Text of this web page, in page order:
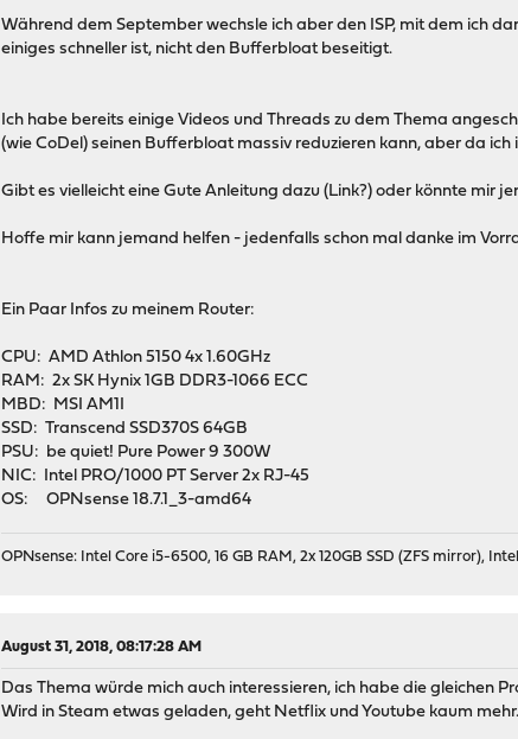
Während dem September wechsle ich aber den ISP, mit dem ich
einiges schneller ist, nicht den Bufferbloat beseitigt.
Ich habe bereits einige Videos und Threads zu dem Thema
(wie CoDel) seinen Bufferbloat massiv reduzieren kann, aber da
Gibt es vielleicht eine Gute Anleitung dazu (Link?) oder könnte mir
Hoffe mir kann jemand helfen - jedenfalls schon mal danke im
Ein Paar Infos zu meinem Router:
CPU: AMD Athlon 5150 4x 1.60GHz
RAM: 2x SK Hynix 1GB DDR3-1066 ECC
MBD: MSI AM1I
SSD: Transcend SSD370S 64GB
PSU: be quiet! Pure Power 9 300W
NIC: Intel PRO/1000 PT Server 2x RJ-45
OS: OPNsense 18.7.1_3-amd64
OPNsense: Intel Core i5-6500, 16 GB RAM, 2x 120GB SSD (ZFS mirror),
August 31, 2018, 08:17:28 AM
Das Thema würde mich auch interessieren, ich habe die gleichen
Wird in Steam etwas geladen, geht Netflix und Youtube kaum mehr.